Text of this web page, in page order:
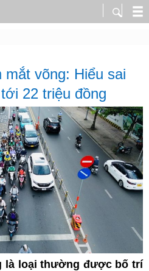
võng: Hiểu sai
22 triệu đồng
là loại thường được bố trí